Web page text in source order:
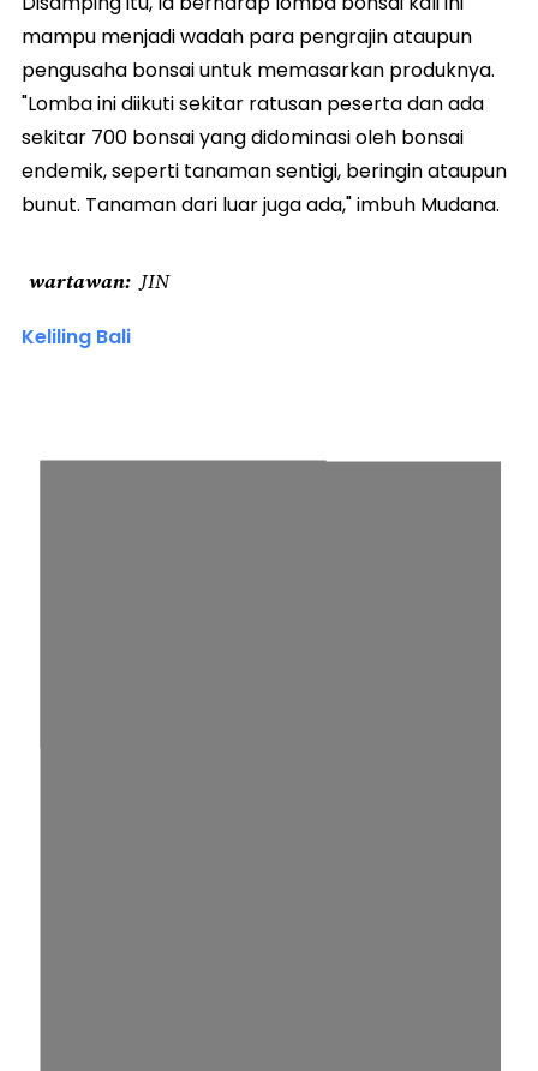
mampu menjadi wadah para pengrajin ataupun
pengusaha bonsai untuk memasarkan produknya.
"Lomba ini diikuti sekitar ratusan peserta dan ada
sekitar 700 bonsai yang didominasi oleh bonsai
endemik, seperti tanaman sentigi, beringin ataupun
bunut. Tanaman dari luar juga ada," imbuh Mudana.
wartawan JIN
Keliling Bali